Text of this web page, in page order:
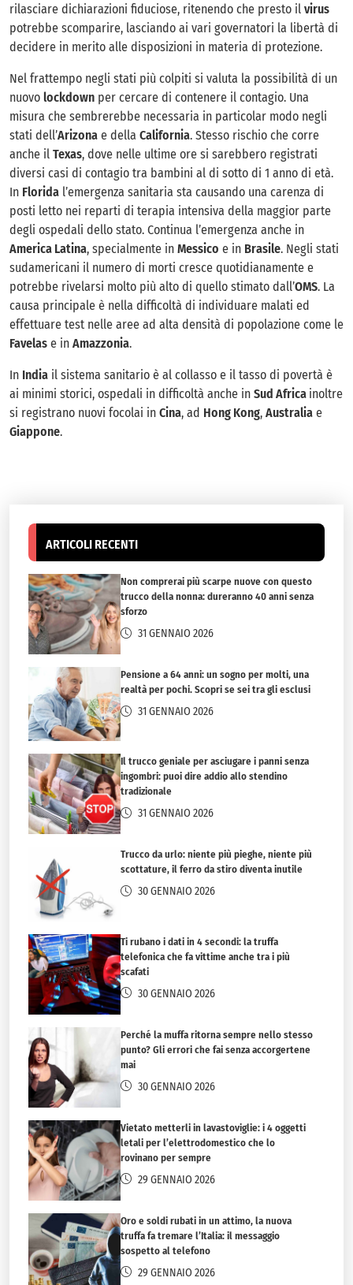
rilasciare dichiarazioni fiduciose, ritenendo che presto il virus
potrebbe scomparire, lasciando ai vari governatori la libertà di
decidere in merito alle disposizioni in materia di protezione.
Nel frattempo negli stati più colpiti si valuta la possibilità di un
nuovo lockdown per cercare di contenere il contagio. Una
misura che sembrerebbe necessaria in particolar modo negli
stati dell’Arizona e della California. Stesso rischio che corre
anche il Texas, dove nelle ultime ore si sarebbero registrati
diversi casi di contagio tra bambini al di sotto di 1 anno di età.
In Florida l’emergenza sanitaria sta causando una carenza di
posti letto nei reparti di terapia intensiva della maggior parte
degli ospedali dello stato. Continua l’emergenza anche in
America Latina, specialmente in Messico e in Brasile. Negli stati
sudamericani il numero di morti cresce quotidianamente e
potrebbe rivelarsi molto più alto di quello stimato dall’OMS. La
causa principale è nella difficoltà di individuare malati ed
effettuare test nelle aree ad alta densità di popolazione come le
Favelas e in Amazzonia.
In India il sistema sanitario è al collasso e il tasso di povertà è
ai minimi storici, ospedali in difficoltà anche in Sud Africa inoltre
si registrano nuovi focolai in Cina, ad Hong Kong, Australia e
Giappone.
ARTICOLI RECENTI
Non comprerai più scarpe nuove con questo
trucco della nonna: dureranno 40 anni senza
sforzo
31 GENNAIO 2026
Pensione a 64 anni: un sogno per molti, una
realtà per pochi. Scopri se sei tra gli esclusi
31 GENNAIO 2026
Il trucco geniale per asciugare i panni senza
ingombri: puoi dire addio allo stendino
tradizionale
31 GENNAIO 2026
Trucco da urlo: niente più pieghe, niente più
scottature, il ferro da stiro diventa inutile
30 GENNAIO 2026
Ti rubano i dati in 4 secondi: la truffa
telefonica che fa vittime anche tra i più
scafati
30 GENNAIO 2026
Perché la muffa ritorna sempre nello stesso
punto? Gli errori che fai senza accorgertene
mai
30 GENNAIO 2026
Vietato metterli in lavastoviglie: i 4 oggetti
letali per l’elettrodomestico che lo
rovinano per sempre
29 GENNAIO 2026
Oro e soldi rubati in un attimo, la nuova
truffa fa tremare l’Italia: il messaggio
sospetto al telefono
29 GENNAIO 2026